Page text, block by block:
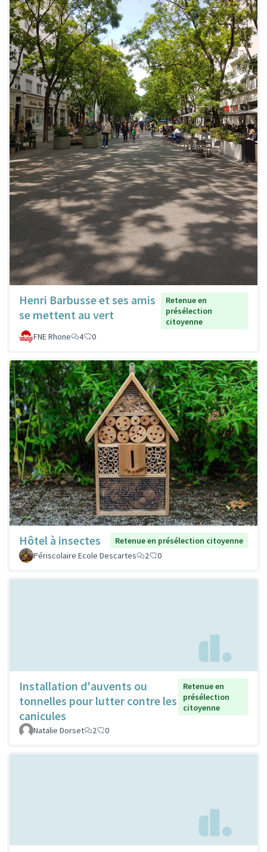
Henri Barbusse et ses amis
se mettent au vert
Retenue en
présélection
citoyenne
FNE Rhone
4 0
Hôtel à insectes
Retenue en présélection citoyenne
Périscolaire Ecole Descartes
2 0
Installation d'auvents ou
tonnelles pour lutter contre les
canicules
Retenue en
présélection
citoyenne
Natalie Dorset 2 0